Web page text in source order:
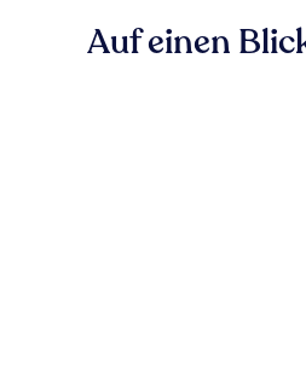
Auf einen